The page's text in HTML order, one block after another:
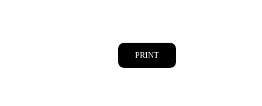
PRINT